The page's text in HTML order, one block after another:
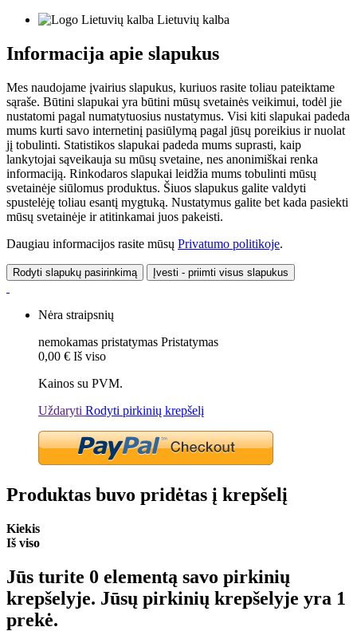
Lietuvių kalba
Informacija apie slapukus
Mes naudojame įvairius slapukus, kuriuos rasite toliau pateiktame
sąraše. Būtini slapukai yra būtini mūsų svetainės veikimui, todėl jie
nustatomi pagal numatytuosius nustatymus. Visi kiti slapukai padeda
mums kurti savo internetinį pasiūlymą pagal jūsų poreikius ir nuolat
jį tobulinti. Statistikos slapukai padeda mums suprasti, kaip
lankytojai sąveikauja su mūsų svetaine, nes anonimiškai renka
informaciją. Rinkodaros slapukai leidžia mums tobulinti mūsų
svetainėje siūlomus produktus. Šiuos slapukus galite valdyti
spustelėję toliau esantį mygtuką. Nustatymus galite bet kada pasiekti
mūsų svetainėje ir atitinkamai juos pakeisti.
Daugiau informacijos rasite mūsų Privatumo politikoje.
Rodyti slapukų pasirinkimą Įvesti - priimti visus slapukus
Nėra straipsnių
nemokamas pristatymas Pristatymas
0,00 € Iš viso
Kainos su PVM.
Uždaryti Rodyti pirkinių krepšelį
Produktas buvo pridėtas į krepšelį
Kiekis
Iš viso
Jūs turite 0 elementą savo pirkinių
krepšelyje. Jūsų pirkinių krepšelyje yra 1
prekė.